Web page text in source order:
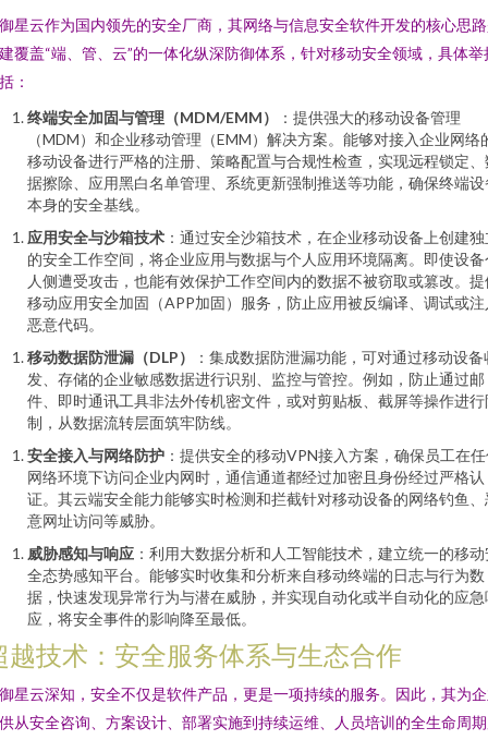
星云作为国内领先的安全厂商，其网络与信息安全软件开发的核心思
覆盖“端、管、云”的一体化纵深防御体系，针对移动安全领域，具体举
：
终端安全加固与管理（MDM/EMM）
：提供强大的移动设备管理
（MDM）和企业移动管理（EMM）解决方案。能够对接入企业网络
移动设备进行严格的注册、策略配置与合规性检查，实现远程锁定、
据擦除、应用黑白名单管理、系统更新强制推送等功能，确保终端设
本身的安全基线。
应用安全与沙箱技术 ：通过安全沙箱技术，在企业移动设备上创建
的安全工作空间，将企业应用与数据与个人应用环境隔离。即使设备
人侧遭受攻击，也能有效保护工作空间内的数据不被窃取或篡改。提
移动应用安全加固（APP加固）服务，防止应用被反编译、调试或注
恶意代码。
移动数据防泄漏（DLP）
：集成数据防泄漏功能，可对通过移动设备
发、存储的企业敏感数据进行识别、监控与管控。例如，防止通过邮
件、即时通讯工具非法外传机密文件，或对剪贴板、截屏等操作进行
制，从数据流转层面筑牢防线。
安全接入与网络防护 ：提供安全的移动VPN接入方案，确保员工在
网络环境下访问企业内网时，通信通道都经过加密且身份经过严格认
证。其云端安全能力能够实时检测和拦截针对移动设备的网络钓鱼、
意网址访问等威胁。
威胁感知与响应 ：利用大数据分析和人工智能技术，建立统一的移动
全态势感知平台。能够实时收集和分析来自移动终端的日志与行为数
据，快速发现异常行为与潜在威胁，并实现自动化或半自动化的应急
应，将安全事件的影响降至最低。
越技术：安全服务体系与生态合作
星云深知，安全不仅是软件产品，更是一项持续的服务。因此，其为
从安全咨询、方案设计、部署实施到持续运维、人员培训的全生命周